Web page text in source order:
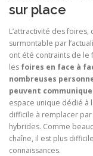
sur place
L’attractivité des
surmontable par
ont été contraints de le
les foires en face à
nombreuses
peuvent
espace unique dédié à
difficile à remplacer
hybrides. Comme
chaîne, il est plus
connaissances.